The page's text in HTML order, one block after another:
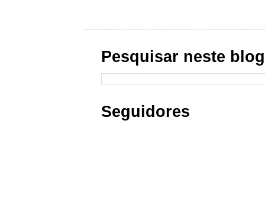
Pesquisar neste
Seguidores